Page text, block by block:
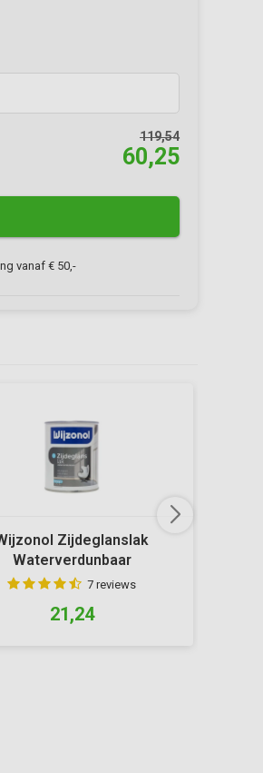
119,54
60,25
vanaf € 50,-
Zijdeglanslak
Waterverdunbaar
7 reviews
21,24